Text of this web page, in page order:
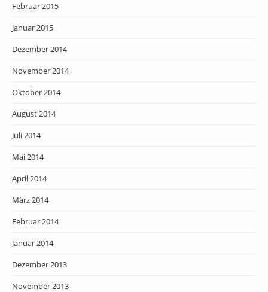
Februar 2015
Januar 2015
Dezember 2014
November 2014
Oktober 2014
August 2014
Juli 2014
Mai 2014
April 2014
März 2014
Februar 2014
Januar 2014
Dezember 2013
November 2013